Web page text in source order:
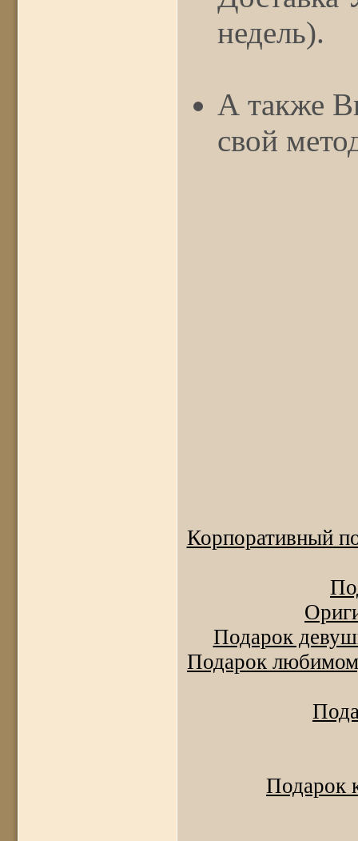
недель).
А также
свой
Корпоративный
Подарок
Подарок
Подарок